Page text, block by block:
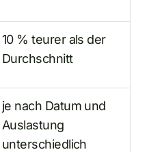
10 % teurer als der
Durchschnitt
je nach Datum und
Auslastung
unterschiedlich